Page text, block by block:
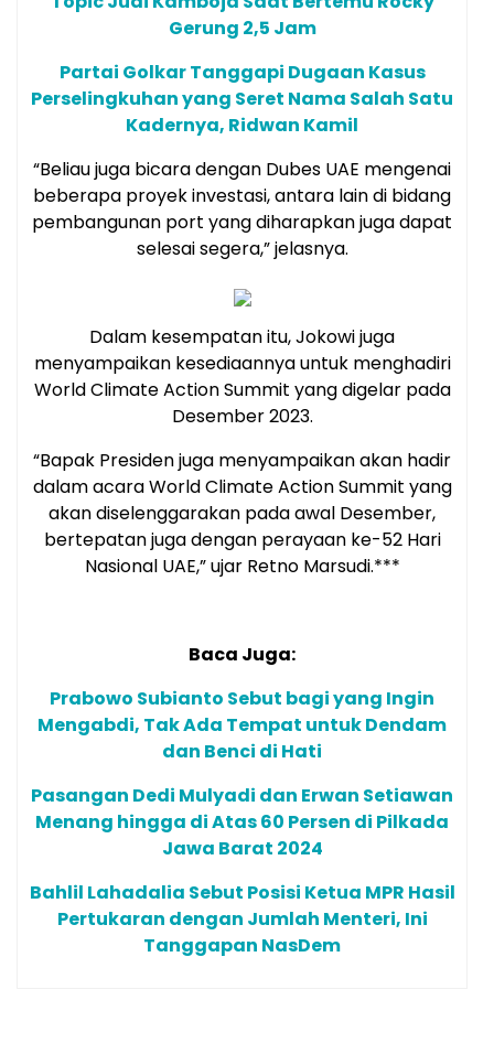
Gerung 2,5 Jam
Partai Golkar Tanggapi Dugaan Kasus
Perselingkuhan yang Seret Nama Salah Satu
Kadernya, Ridwan Kamil
“Beliau juga bicara dengan Dubes UAE mengenai
beberapa proyek investasi, antara lain di bidang
pembangunan port yang diharapkan juga dapat
selesai segera,” jelasnya.
Dalam kesempatan itu, Jokowi juga
menyampaikan kesediaannya untuk menghadiri
World Climate Action Summit yang digelar pada
Desember 2023.
“Bapak Presiden juga menyampaikan akan hadir
dalam acara World Climate Action Summit yang
akan diselenggarakan pada awal Desember,
bertepatan juga dengan perayaan ke-52 Hari
Nasional UAE,” ujar Retno Marsudi.***
Baca Juga:
Prabowo Subianto Sebut bagi yang Ingin
Mengabdi, Tak Ada Tempat untuk Dendam
dan Benci di Hati
Pasangan Dedi Mulyadi dan Erwan Setiawan
Menang hingga di Atas 60 Persen di Pilkada
Jawa Barat 2024
Bahlil Lahadalia Sebut Posisi Ketua MPR Hasil
Pertukaran dengan Jumlah Menteri, Ini
Tanggapan NasDem